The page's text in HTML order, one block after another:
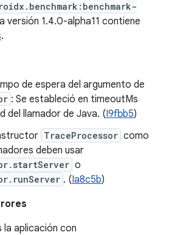
versión 1.4.0-alpha11 contiene
.
de espera del argumento de
: Se estableció en timeoutMs
del llamador de Java. (I9fbb5)
TraceProcessor como
deben usar
o
. (Ia8c5b)
la aplicación con